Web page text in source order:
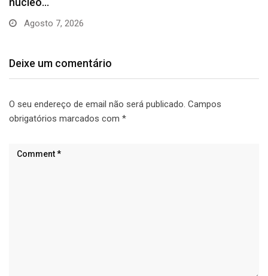
Deixe um comentário
O seu endereço de email não será publicado. Campos
obrigatórios marcados com *